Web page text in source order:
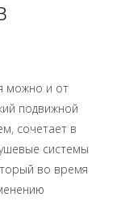
можно и от
подвижной
сочетает в
системы
во время